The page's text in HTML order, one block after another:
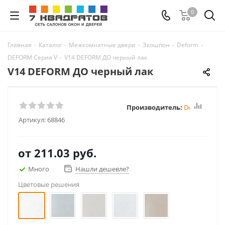
0
Главная - Каталог - Межкомнатные двери - Экошпон - Deform -
DEFORM Серия V - V14 DEFORM ДО черный лак
V14 DEFORM ДО черный лак
Артикул:68846
Производитель: Deform
от 211.03 руб.
Много
Нашли дешевле?
Цветовые решения